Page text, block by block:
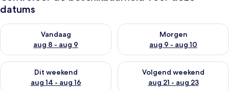
datums
Vandaag
aug 8 - aug 9
De beschikbaarheid controleren voor vanavond aug 8 - aug 9
Morgen
aug 9 - aug 10
De beschikbaarheid
Dit weekend
aug 14 - aug 16
De beschikbaarheid controleren voor dit weekend aug 14 -
Volgend weekend
aug 21 - aug 23
De beschikbaarheid